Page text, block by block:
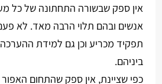
אין ספק שבשורה התחתונה של כל
אנשים ובהם תלוי הרבה מאד. לא
תפקיד מכריע וכן גם למידת
ביניהם.
כפי שציינת, אין ספק שהתחום